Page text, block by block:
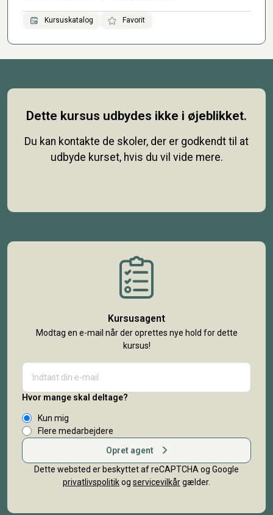
Kursuskatalog Favorit
Dette kursus udbydes ikke i øjeblikket.
Du kan kontakte de skoler, der er godkendt til at
udbyde kurset, hvis du vil vide mere.
Kursusagent
Modtag en e-mail når der oprettes nye hold for dette
kursus!
Hvor mange skal deltage?
Kun mig
Flere medarbejdere
Opret agent
Dette websted er beskyttet af reCAPTCHA og Google
privatlivspolitikog servicevilkårgælder.